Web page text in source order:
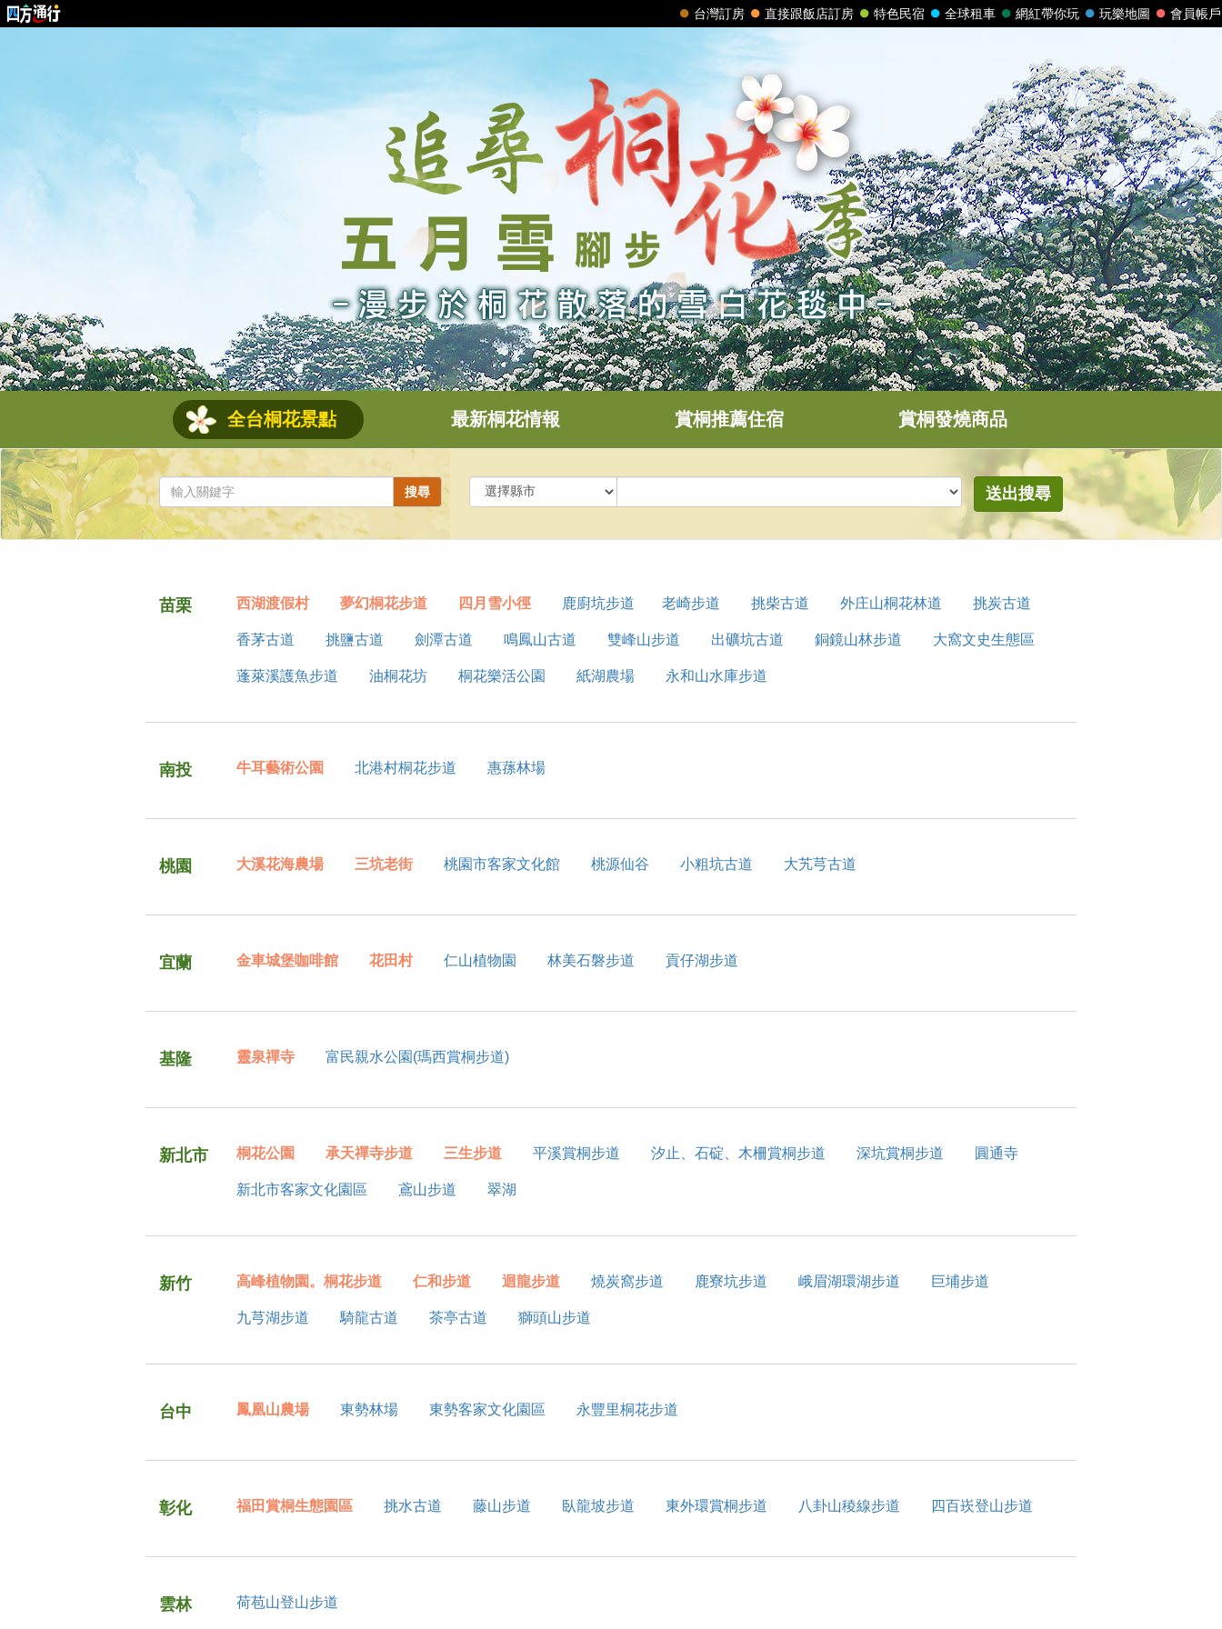
會員帳戶
玩樂地圖
網紅帶你玩
全球租車
特色民宿
直接跟飯店訂房
台灣訂房
全台桐花景點 最新桐花情報 賞桐推薦住宿 賞桐發燒商品
搜尋 送出搜尋
苗栗 西湖渡假村 夢幻桐花步道 四月雪小徑 鹿廚坑步道 老崎步道 挑柴古道 外庄山桐花林道 挑炭古道
香茅古道 挑鹽古道 劍潭古道 鳴鳳山古道 雙峰山步道 出礦坑古道 銅鏡山林步道 大窩文史生態區
蓬萊溪護魚步道 油桐花坊 桐花樂活公園 紙湖農場 永和山水庫步道
南投 牛耳藝術公園 北港村桐花步道 惠蓀林場
桃園 大溪花海農場 三坑老街 桃園市客家文化館 桃源仙谷 小粗坑古道 大艽芎古道
宜蘭 金車城堡咖啡館 花田村 仁山植物園 林美石磐步道 貢仔湖步道
基隆 靈泉禪寺 富民親水公園(瑪西賞桐步道)
新北市 桐花公園 承天禪寺步道 三生步道 平溪賞桐步道 汐止、石碇、木柵賞桐步道 深坑賞桐步道 圓通寺
新北市客家文化園區 鳶山步道 翠湖
新竹 高峰植物園。桐花步道 仁和步道 迴龍步道 燒炭窩步道 鹿寮坑步道 峨眉湖環湖步道 巨埔步道
九芎湖步道 騎龍古道 茶亭古道 獅頭山步道
台中 鳳凰山農場 東勢林場 東勢客家文化園區 永豐里桐花步道
彰化 福田賞桐生態園區 挑水古道 藤山步道 臥龍坡步道 東外環賞桐步道 八卦山稜線步道 四百崁登山步道
雲林 荷苞山登山步道